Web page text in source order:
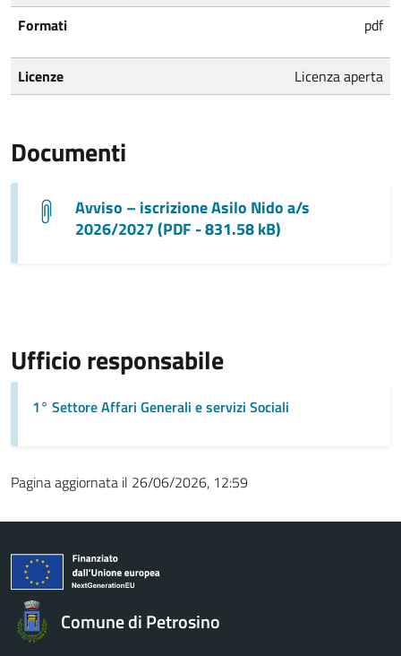
Formati
pdf
Licenze Licenza aperta
Documenti
Avviso – iscrizione Asilo Nido a/s
2026/2027 (PDF - 831.58 kB)
Ufficio responsabile
1° Settore Affari Generali e servizi Sociali
Pagina aggiornata il 26/06/2026, 12:59
Comune di Petrosino